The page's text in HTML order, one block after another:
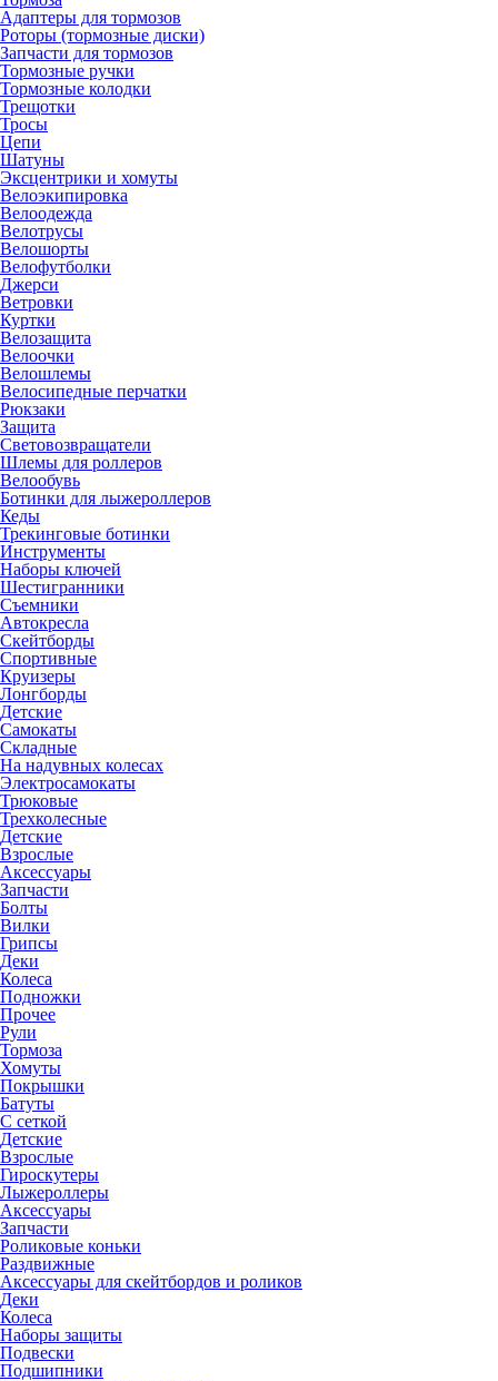
Адаптеры для тормозов
Роторы (тормозные диски)
Запчасти для тормозов
Тормозные ручки
Тормозные колодки
Трещотки
Тросы
Цепи
Шатуны
Эксцентрики и хомуты
Велоэкипировка
Велоодежда
Велотрусы
Велошорты
Велофутболки
Джерси
Ветровки
Куртки
Велозащита
Велоочки
Велошлемы
Велосипедные перчатки
Рюкзаки
Защита
Световозвращатели
Шлемы для роллеров
Велообувь
Ботинки для лыжероллеров
Кеды
Трекинговые ботинки
Инструменты
Наборы ключей
Шестигранники
Съемники
Автокресла
Скейтборды
Спортивные
Круизеры
Лонгборды
Детские
Самокаты
Складные
На надувных колесах
Электросамокаты
Трюковые
Трехколесные
Детские
Взрослые
Аксессуары
Запчасти
Болты
Вилки
Грипсы
Деки
Колеса
Подножки
Прочее
Рули
Тормоза
Хомуты
Покрышки
Батуты
С сеткой
Детские
Взрослые
Гироскутеры
Лыжероллеры
Аксессуары
Запчасти
Роликовые коньки
Раздвижные
Аксессуары для скейтбордов и роликов
Деки
Колеса
Наборы защиты
Подвески
Подшипники